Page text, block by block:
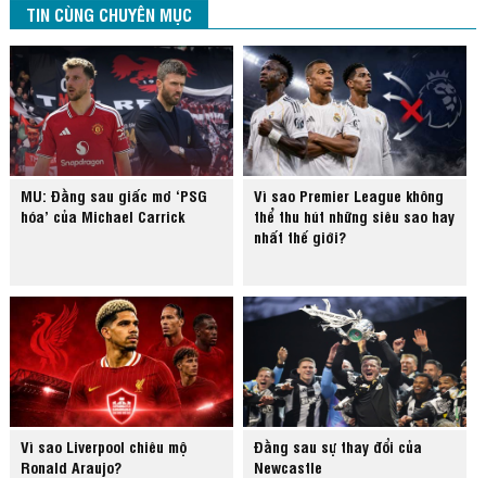
TIN CÙNG CHUYÊN MỤC
MU: Đằng sau giấc mơ ‘PSG
hóa’ của Michael Carrick
Vì sao Premier League không
thể thu hút những siêu sao hay
nhất thế giới?
Vì sao Liverpool chiêu mộ
Ronald Araujo?
Đằng sau sự thay đổi của
Newcastle